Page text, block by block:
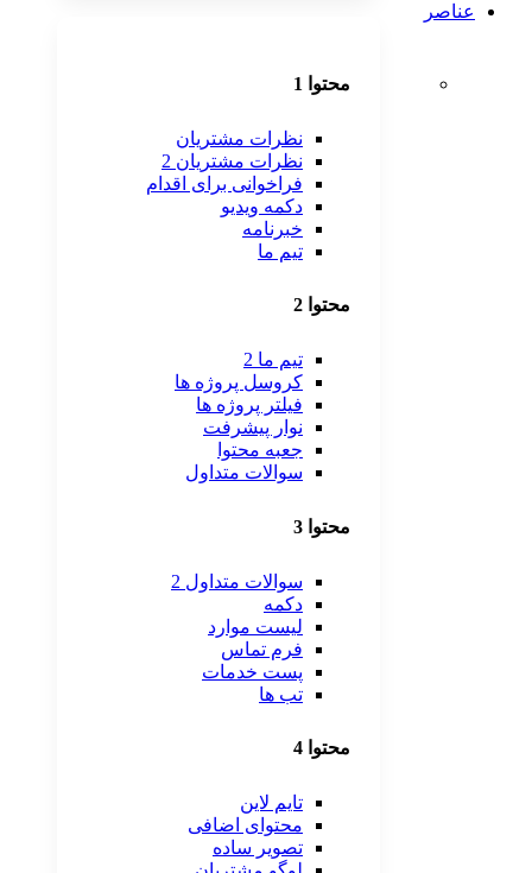
عناصر
محتوا 1
نظرات مشتریان
نظرات مشتریان 2
فراخوانی برای اقدام
دکمه ویدیو
خبرنامه
تیم ما
محتوا 2
تیم ما 2
کروسل پروژه ها
فیلتر پروژه ها
نوار پیشرفت
جعبه محتوا
سوالات متداول
محتوا 3
سوالات متداول 2
دکمه
لیست موارد
فرم تماس
پست خدمات
تب ها
محتوا 4
تایم لاین
محتوای اضافی
تصویر ساده